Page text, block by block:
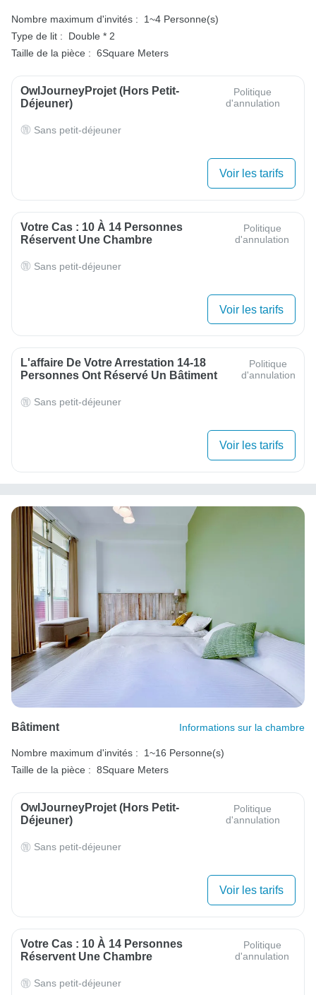
Nombre maximum d'invités :
1~4 Personne(s)
Type de lit :
Double * 2
Taille de la pièce : 6Square Meters
OwlJourneyProjet (hors Petit-
Déjeuner)
Politique
d'annulation
Sans petit-déjeuner
Voir les tarifs
Votre Cas : 10 À 14 Personnes
Réservent Une Chambre
Politique
d'annulation
Sans petit-déjeuner
Voir les tarifs
L'affaire De Votre Arrestation 14-18
Personnes Ont Réservé Un Bâtiment
Politique
d'annulation
Sans petit-déjeuner
Voir les tarifs
Bâtiment Informations sur la chambre
Nombre maximum d'invités :
1~16 Personne(s)
Taille de la pièce : 8Square Meters
OwlJourneyProjet (hors Petit-
Déjeuner)
Politique
d'annulation
Sans petit-déjeuner
Voir les tarifs
Votre Cas : 10 À 14 Personnes
Réservent Une Chambre
Politique
d'annulation
Sans petit-déjeuner